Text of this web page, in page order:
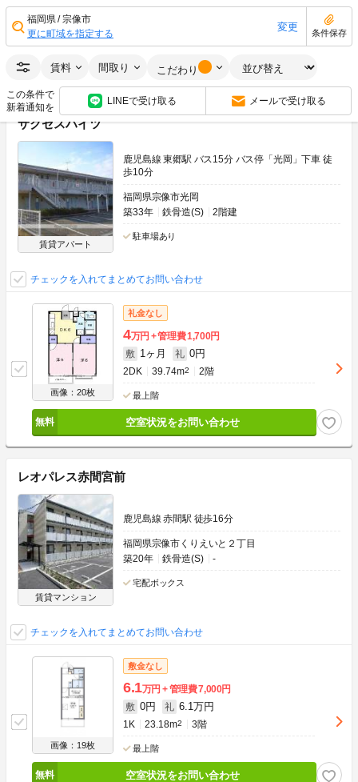
福岡県 宗像市
更に町域を指定する
変更
条件保存
賃料 間取り こだわり
この条件で
新着通知を
LINEで受け取る メールで受け取る
画像：22枚
空室状況をお問い合わせ
サクセスハイツ
賃貸アパート
鹿児島線 東郷駅 バス15分 バス停「光岡」下車 徒
歩10分
福岡県宗像市光岡
築33年
鉄骨造(S) 2階建
駐車場あり
チェックを入れてまとめてお問い合わせ
画像：20枚
礼金なし
4万円 管理費1,700円
敷 1ヶ月 礼 0円
2DK 39.74m2 2階
最上階
空室状況をお問い合わせ
レオパレス赤間宮前
賃貸マンション
鹿児島線 赤間駅 徒歩16分
福岡県宗像市くりえいと２丁目
築20年
鉄骨造(S) -
宅配ボックス
チェックを入れてまとめてお問い合わせ
画像：19枚
敷金なし
6.1万円 管理費7,000円
敷 0円 礼 6.1万円
1K 23.18m2 3階
最上階
空室状況をお問い合わせ